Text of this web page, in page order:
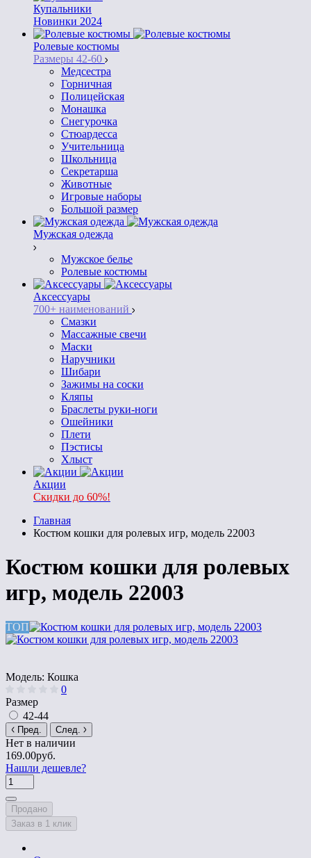
Купальники
Новинки 2024
Ролевые костюмы
Размеры 42-60
Медсестра
Горничная
Полицейская
Монашка
Снегурочка
Стюардесса
Учительница
Школьница
Секретарша
Животные
Игровые наборы
Большой размер
Мужская одежда
Мужское белье
Ролевые костюмы
Аксессуары
700+ наименований
Смазки
Массажные свечи
Маски
Наручники
Шибари
Зажимы на соски
Кляпы
Браслеты руки-ноги
Ошейники
Плети
Пэстисы
Хлыст
Акции
Скидки до 60%!
Главная
Костюм кошки для ролевых игр, модель 22003
Костюм кошки для ролевых
игр, модель 22003
ТОП
Модель: Кошка
0
Размер
42-44
Пред. След.
Нет в наличии
169.00руб.
Нашли дешевле?
Продано
Заказ в 1 клик